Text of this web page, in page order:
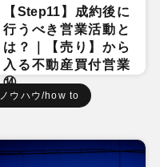
【Step11】成約後に
行うべき営業活動と
は？｜【売り】から
入る不動産買付営業
⑭
ノウハウ/how to